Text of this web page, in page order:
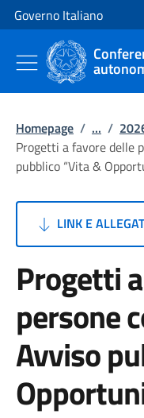
Vai al contenuto
Vai alla navigazione del sito
Governo Italiano
Homepage / ... /
Progetti a favore delle
pubblico “Vita &
LINK E
Progetti
persone
Avviso